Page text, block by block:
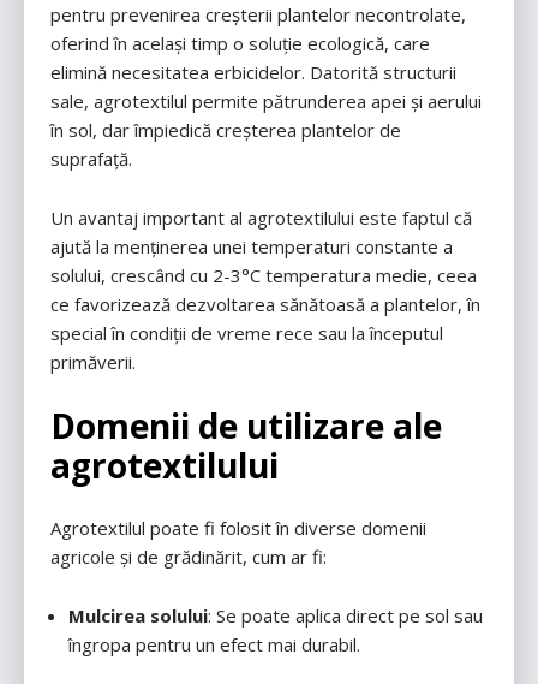
pentru prevenirea creșterii plantelor necontrolate,
oferind în același timp o soluție ecologică, care
elimină necesitatea erbicidelor. Datorită structurii
sale, agrotextilul permite pătrunderea apei și aerului
în sol, dar împiedică creșterea plantelor de
suprafață.
Un avantaj important al agrotextilului este faptul că
ajută la menținerea unei temperaturi constante a
solului, crescând cu 2-3°C temperatura medie, ceea
ce favorizează dezvoltarea sănătoasă a plantelor, în
special în condiții de vreme rece sau la începutul
primăverii.
Domenii de utilizare ale
agrotextilului
Agrotextilul poate fi folosit în diverse domenii
agricole și de grădinărit, cum ar fi:
Mulcirea solului: Se poate aplica direct pe sol sau
îngropa pentru un efect mai durabil.